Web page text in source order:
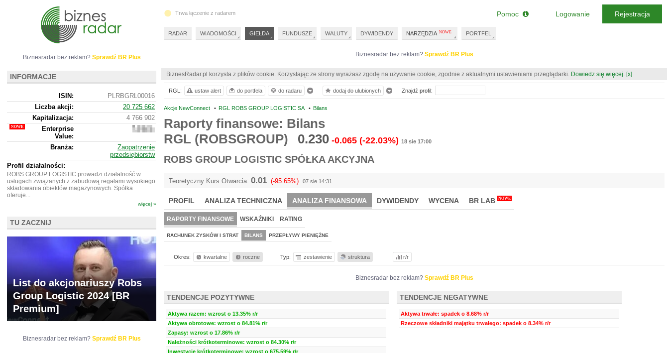
Biznesradar bez reklam? Sprawdź BR Plus
BiznesRadar.pl korzysta z plików cookie. Korzystając ze strony wyrażasz zgodę na używanie cookie, zgodnie z aktualnymi ustawieniami przeglądarki. Dowiedz się więcej. [x]
Akcje NewConnect • RGL ROBS GROUP LOGISTIC SA • Bilans
Raporty finansowe: Bilans
RGL (ROBSGROUP)
0.230 -0.065 (-22.03%) 18 sie 17:00
ROBS GROUP LOGISTIC SPÓŁKA AKCYJNA
Teoretyczny Kurs Otwarcia: 0.01 (-95.65%) 07 sie 14:31
PROFIL ANALIZA TECHNICZNA ANALIZA FINANSOWA DYWIDENDY WYCENA BR LAB NOWE
RAPORTY FINANSOWE WSKAŹNIKI RATING
RACHUNEK ZYSKÓW I STRAT BILANS PRZEPŁYWY PIENIĘŻNE
Okres: kwartalne roczne Typ: zestawienie struktura r/r
Biznesradar bez reklam? Sprawdź BR Plus
TENDENCJE POZYTYWNE
Aktywa razem: wzrost o 13.35% r/r
Aktywa obrotowe: wzrost o 84.81% r/r
Zapasy: wzrost o 17.86% r/r
Należności krótkoterminowe: wzrost o 84.30% r/r
Inwestycje krótkoterminowe: wzrost o 675.59% r/r
TENDENCJE NEGATYWNE
Aktywa trwałe: spadek o 8.68% r/r
Rzeczowe składniki majątku trwałego: spadek o 8.34% r/r
RGL: ustaw alert do portfela do radaru dodaj do ulubionych Znajdź profil:
Biznesradar bez reklam? Sprawdź BR Plus
INFORMACJE
ISIN:
PLRBGRL00016
Liczba akcji:
20 725 662
Kapitalizacja:
4 766 902
Enterprise
Value:
24
902
Branża:
Zaopatrzenie
przedsiębiorstw
Profil działalności:
ROBS GROUP LOGISTIC prowadzi działalność w
usługach związanych z zabudową regałami wysokiego
składowania obiektów magazynowych. Spółka
oferuje...
więcej »
TU ZACZNIJ
List do akcjonariuszy Robs
Group Logistic 2024 [BR
Premium]
Biznesradar bez reklam? Sprawdź BR Plus
Trwa łączenie z radarem
RADAR WIADOMOŚCI GIEŁDA FUNDUSZE WALUTY DYWIDENDY NARZĘDZIA PORTFEL
Pomoc Logowanie Rejestracja